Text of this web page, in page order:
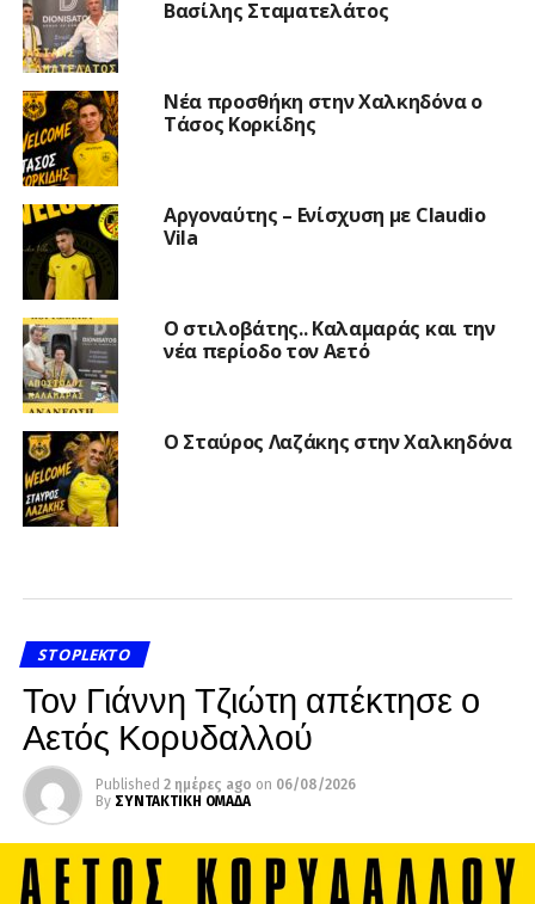
Βασίλης Σταματελάτος
Νέα προσθήκη στην Χαλκηδόνα ο
Τάσος Κορκίδης
Αργοναύτης – Ενίσχυση με Claudio
Vila
Ο στιλοβάτης.. Καλαμαράς και την
νέα περίοδο τον Αετό
Ο Σταύρος Λαζάκης στην Χαλκηδόνα
STOPLEKTO
Τον Γιάννη Τζιώτη απέκτησε ο
Αετός Κορυδαλλού
Published 2 ημέρες ago on 06/08/2026
By ΣΥΝΤΑΚΤΙΚΗ ΟΜΑΔΑ